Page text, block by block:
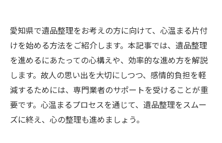
愛知県で遺品整理をお考えの方に向けて、心温まる片付
けを始める方法をご紹介します。本記事では、遺品整理
を進めるにあたっての心構えや、効率的な進め方を解説
します。故人の思い出を大切にしつつ、感情的負担を軽
減するためには、専門業者のサポートを受けることが重
要です。心温まるプロセスを通じて、遺品整理をスムー
ズに終え、心の整理も進めましょう。